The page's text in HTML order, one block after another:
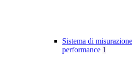
Sistema di
performance 1